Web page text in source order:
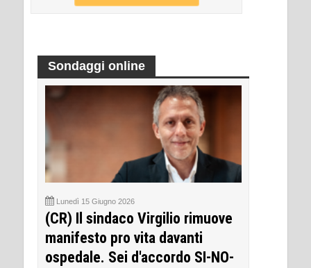
Sondaggi online
Lunedì 15 Giugno 2026
(CR) Il sindaco Virgilio rimuove
manifesto pro vita davanti
ospedale. Sei d'accordo SI-NO-